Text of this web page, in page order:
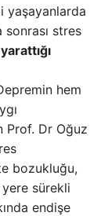
yaşayanlarda
stres
hem
Prof. Dr Oğuz
bozukluğu,
sürekli
endişe